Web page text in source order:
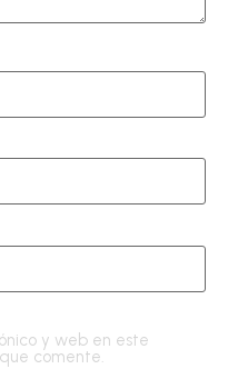
y web en este
comente.